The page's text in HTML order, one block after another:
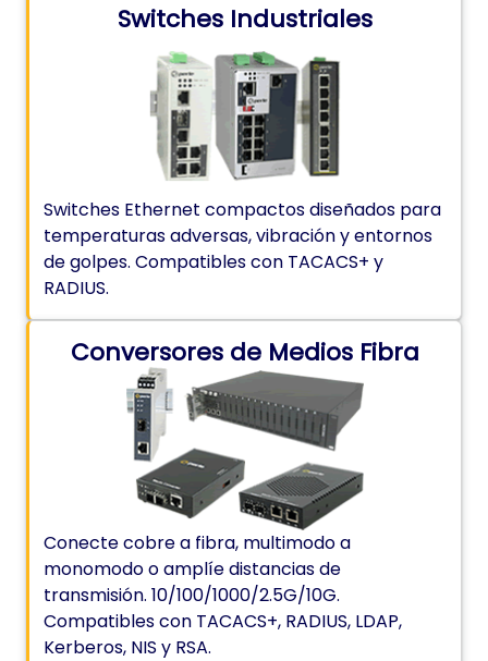
Switches Industriales
Switches Ethernet compactos diseñados para
temperaturas adversas, vibración y entornos
de golpes. Compatibles con TACACS+ y
RADIUS.
Conversores de Medios Fibra
Conecte cobre a fibra, multimodo a
monomodo o amplíe distancias de
transmisión. 10/100/1000/2.5G/10G.
Compatibles con TACACS+, RADIUS, LDAP,
Kerberos, NIS y RSA.